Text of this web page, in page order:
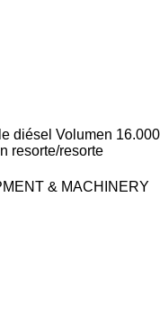
diésel Volumen 16.000
resorte/resorte
& MACHINERY